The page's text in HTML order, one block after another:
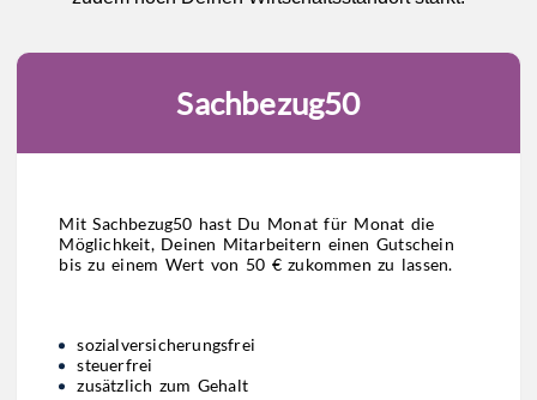
Sachbezug50
Mit Sachbezug50 hast Du Monat für Monat die
Möglichkeit, Deinen Mitarbeitern einen Gutschein
bis zu einem Wert von 50 € zukommen zu lassen.
sozialversicherungsfrei
steuerfrei
zusätzlich zum Gehalt